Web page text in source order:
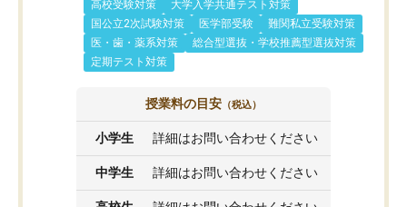
高校受験対策
大学入学共通テスト対策
国公立2次試験対策
医学部受験
難関私立受験対策
医・歯・薬系対策
総合型選抜・学校推薦型選抜対策
定期テスト対策
授業料の目安 （税込）
小学生 詳細はお問い合わせください
中学生 詳細はお問い合わせください